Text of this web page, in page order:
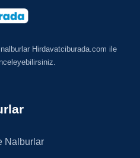
Hirdavatciburada.com ile
Nalburlar